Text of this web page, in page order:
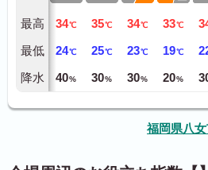
最高
最低
降水
34℃
24℃
40%
35℃
25℃
30%
34℃
23℃
30%
33℃
19℃
20%
福岡県八